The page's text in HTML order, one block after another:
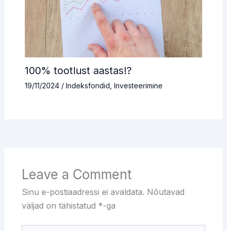
100% tootlust aastas!?
19/11/2024 / Indeksfondid Investeerimine
Leave a Comment
Sinu e-postiaadressi ei avaldata. Nõutavad
väljad on tähistatud *-ga